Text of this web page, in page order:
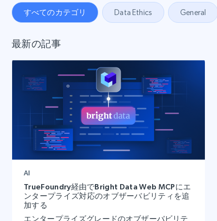
すべてのカテゴリ Data Ethics General
最新の記事
AI
TrueFoundry経由でBright Data Web MCPにエ
ンタープライズ対応のオブザーバビリティを追
加する
エンタープライズグレードのオブザーバビリテ